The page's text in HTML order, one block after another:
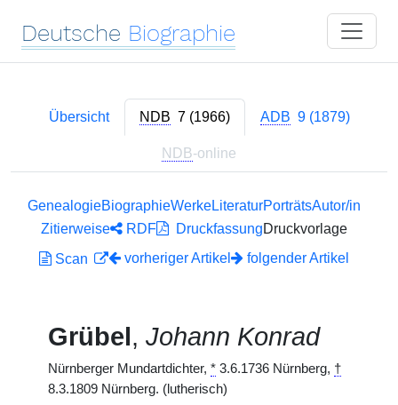
Deutsche Biographie
Übersicht NDB 7 (1966) ADB 9 (1879)
NDB-online
GenealogieBiographieWerkeLiteraturPorträtsAutor/in
Zitierweise
RDF DruckfassungDruckvorlage
Scan
vorheriger Artikel folgender Artikel
Grübel, Johann Konrad
Nürnberger Mundartdichter, * 3.6.1736 Nürnberg, †
8.3.1809 Nürnberg. (lutherisch)